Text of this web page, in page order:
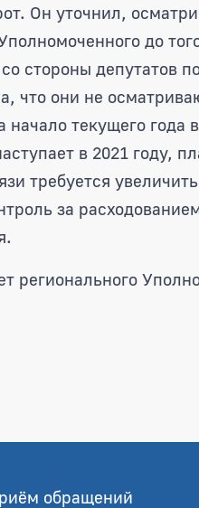
Он уточнил,
до
стороны депутатов
что они не
текущего года
в 2021 году,
требуется
за
регионального
обращений